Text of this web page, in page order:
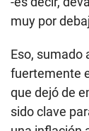
muy por
Eso, sumado
fuertemente
que dejó de
sido clave